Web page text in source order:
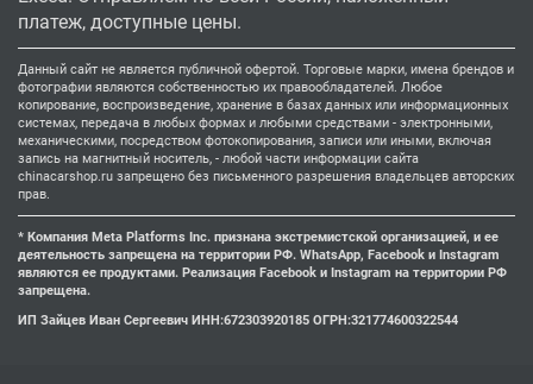
платеж, доступные цены.
Данный сайт не является публичной офертой. Торговые марки, имена брендов и
фотографии являются собственностью их правообладателей. Любое
копирование, воспроизведение, хранение в базах данных или информационных
системах, передача в любых формах и любыми средствами - электронными,
механическими, посредством фотокопирования, записи или иными, включая
запись на магнитный носитель, - любой части информации сайта
chinacarshop.ru запрещено без письменного разрешения владельцев авторских
прав.
* Компания Meta Platforms Inc. признана экстремистской организацией, и ее
деятельность запрещена на территории РФ. WhatsApp, Facebook и Instagram
являются ее продуктами. Реализация Facebook и Instagram на территории РФ
запрещена.
ИП Зайцев Иван Сергеевич ИНН:672303920185 ОГРН:321774600322544